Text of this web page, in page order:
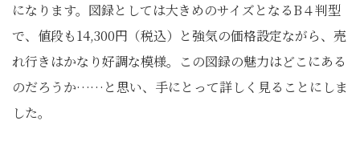
になります。図録としては大きめのサイズとなるB４判型
で、値段も14,300円（税込）と強気の価格設定ながら、売
れ行きはかなり好調な模様。この図録の魅力はどこにある
のだろうか……と思い、手にとって詳しく見ることにしま
した。